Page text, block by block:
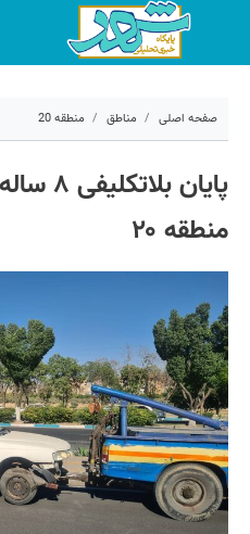
صفحه اصلی مناطق منطقه 20
پایان
منطقه ۲۰